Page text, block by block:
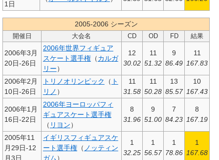
1日
2005-2006 シーズン
開催日 大会名 CD OD FD 結果
2006年3月
20日-26日
2006年世界フィギュア
スケート選手権（カルガ
リー）
12
30.02
11
51.32
9
86.49
11
167.83
2006年2月
10日-26日
トリノオリンピック （ ト
リノ ）
11
31.58
11
50.28
13
85.57
10
167.43
2006年1月
16日-22日
2006年ヨーロッパフィ
ギュアスケート選手権
（ リヨン）
8
31.96
9
51.00
7
84.23
8
167.19
2005年11
月29日-12
月3日
イギリスフィギュアスケ
ート選手権（ ノッティン
ガム）
1
32.25
1
56.57
1
78.86
1
167.68